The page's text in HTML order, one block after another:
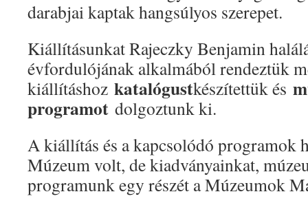
darabjai kaptak hangsúlyos szerepet.
Kiállításunkat Rajeczky Benjamin
évfordulójának alkalmából rendeztük
kiállításhoz katalógustkészítettük és
programot dolgoztunk ki.
A kiállítás és a kapcsolódó programok
Múzeum volt, de kiadványainkat,
programunk egy részét a Múzeumok